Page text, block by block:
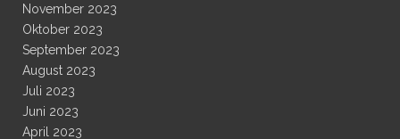
November 2023
Oktober 2023
September 2023
August 2023
Juli 2023
Juni 2023
April 2023